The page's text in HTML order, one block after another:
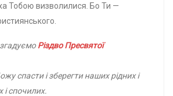
Тобою визволилися. Бо Ти —
Різдво Пресвятої
спасти і зберегти наших рідних і
спочилих.